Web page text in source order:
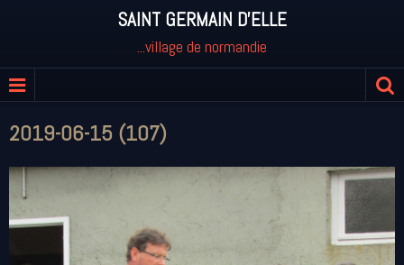
SAINT GERMAIN D'ELLE
...village de normandie
2019-06-15 (107)